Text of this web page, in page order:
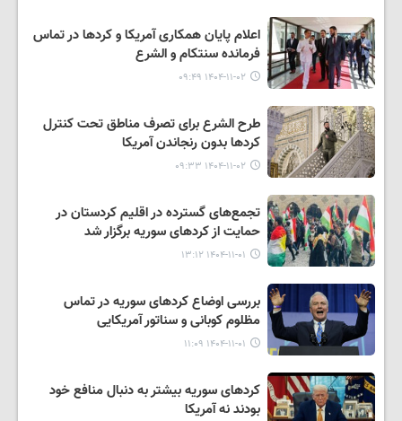
اعلام پایان همکاری آمریکا و کردها در تماس
فرمانده سنتکام و الشرع
۱۴۰۴-۱۱-۰۲ ۰۹:۴۹
طرح الشرع برای تصرف مناطق تحت کنترل
کردها بدون رنجاندن آمریکا
۱۴۰۴-۱۱-۰۲ ۰۹:۳۳
تجمع‌های گسترده در اقلیم کردستان در
حمایت از کردهای سوریه برگزار شد
۱۴۰۴-۱۱-۰۱ ۱۳:۱۲
بررسی اوضاع کردهای سوریه در تماس
مظلوم کوبانی و سناتور آمریکایی
۱۴۰۴-۱۱-۰۱ ۱۱:۰۹
کردهای سوریه بیشتر به دنبال منافع خود
بودند نه آمریکا